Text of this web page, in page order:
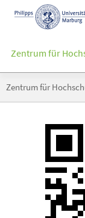
Navigation
Zentrum für
Navigation
Zentrum für